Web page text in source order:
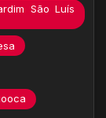
São Luís